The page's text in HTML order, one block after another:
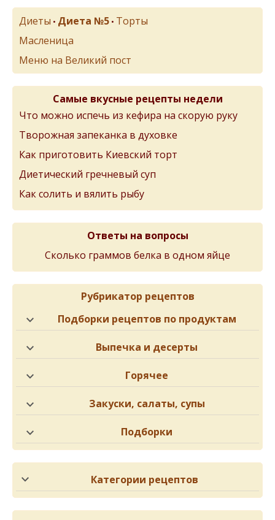
Диеты • Диета №5 • Торты
Масленица
Меню на Великий пост
Самые вкусные рецепты недели
Что можно испечь из кефира на скорую руку
Творожная запеканка в духовке
Как приготовить Киевский торт
Диетический гречневый суп
Как солить и вялить рыбу
Ответы на вопросы
Сколько граммов белка в одном яйце
Рубрикатор рецептов
Подборки рецептов по продуктам
Выпечка и десерты
Горячее
Закуски, салаты, супы
Подборки
Категории рецептов